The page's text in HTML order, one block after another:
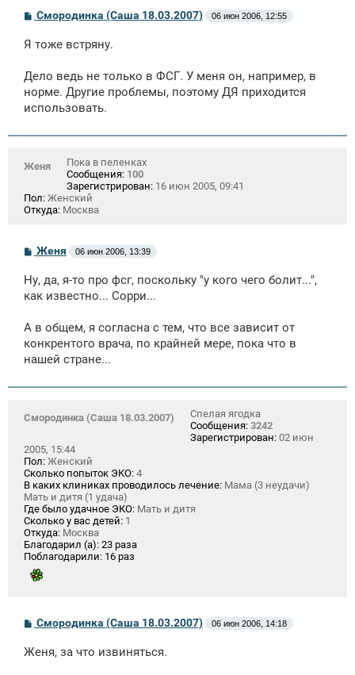
С
о
б
н
и
Смородинка (Саша 18.03.2007) 06 июн 2006, 12:55
Я тоже встряну.
Дело ведь не только в ФСГ. У меня он, например, в
норме. Другие проблемы, поэтому ДЯ приходится
использовать.
Женя
Пока в пеленках
Сообщения: 100
Зарегистрирован: 16 июн 2005, 09:41
Пол: Женский
Откуда: Москва
С
о
б
щ
и
Женя 06 июн 2006, 13:39
Ну, да, я-то про фсг, поскольку "у кого чего болит...",
как известно... Сорри...
А в общем, я согласна с тем, что все зависит от
конкрентого врача, по крайней мере, пока что в
нашей стране...
Смородинка (Саша 18.03.2007)
Спелая ягодка
Сообщения: 3242
Зарегистрирован: 02 июн
2005, 15:44
Пол: Женский
Сколько попыток ЭКО: 4
В каких клиниках проводилось лечение: Мама (3 неудачи)
Мать и дитя (1 удача)
Где было удачное ЭКО: Мать и дитя
Сколько у вас детей: 1
Откуда: Москва
Благодарил (а): 23 раза
Поблагодарили: 16 раз
С
о
б
Смородинка (Саша 18.03.2007) 06 июн 2006, 14:18
Женя, за что извиняться.